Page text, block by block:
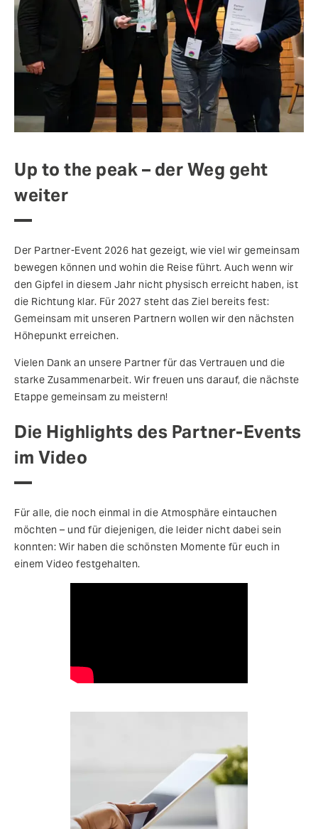
Up to the peak – der Weg geht
weiter
Der Partner-Event 2026 hat gezeigt, wie viel wir gemeinsam
bewegen können und wohin die Reise führt. Auch wenn wir
den Gipfel in diesem Jahr nicht physisch erreicht haben, ist
die Richtung klar. Für 2027 steht das Ziel bereits fest:
Gemeinsam mit unseren Partnern wollen wir den nächsten
Höhepunkt erreichen.
Vielen Dank an unsere Partner für das Vertrauen und die
starke Zusammenarbeit. Wir freuen uns darauf, die nächste
Etappe gemeinsam zu meistern!
Die Highlights des Partner-Events
im Video
Für alle, die noch einmal in die Atmosphäre eintauchen
möchten – und für diejenigen, die leider nicht dabei sein
konnten: Wir haben die schönsten Momente für euch in
einem Video festgehalten.